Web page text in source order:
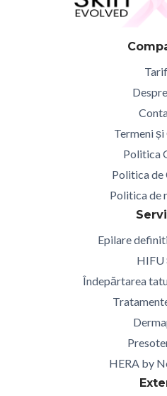
Termeni
Politica
Politica de
Politica de
Epilare
HIFU
Îndepărtarea
HERA by